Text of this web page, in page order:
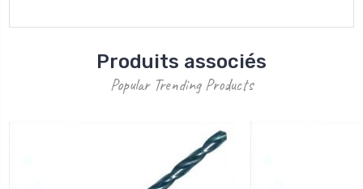
Produits associés
Popular Trending Products